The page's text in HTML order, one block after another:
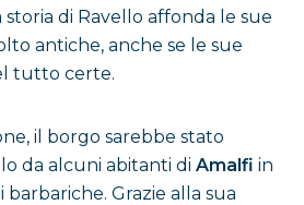
di Ravello affonda le sue
antiche, anche se le sue
tutto certe.
il borgo sarebbe stato
da alcuni abitanti di Amalfi in
Grazie alla sua